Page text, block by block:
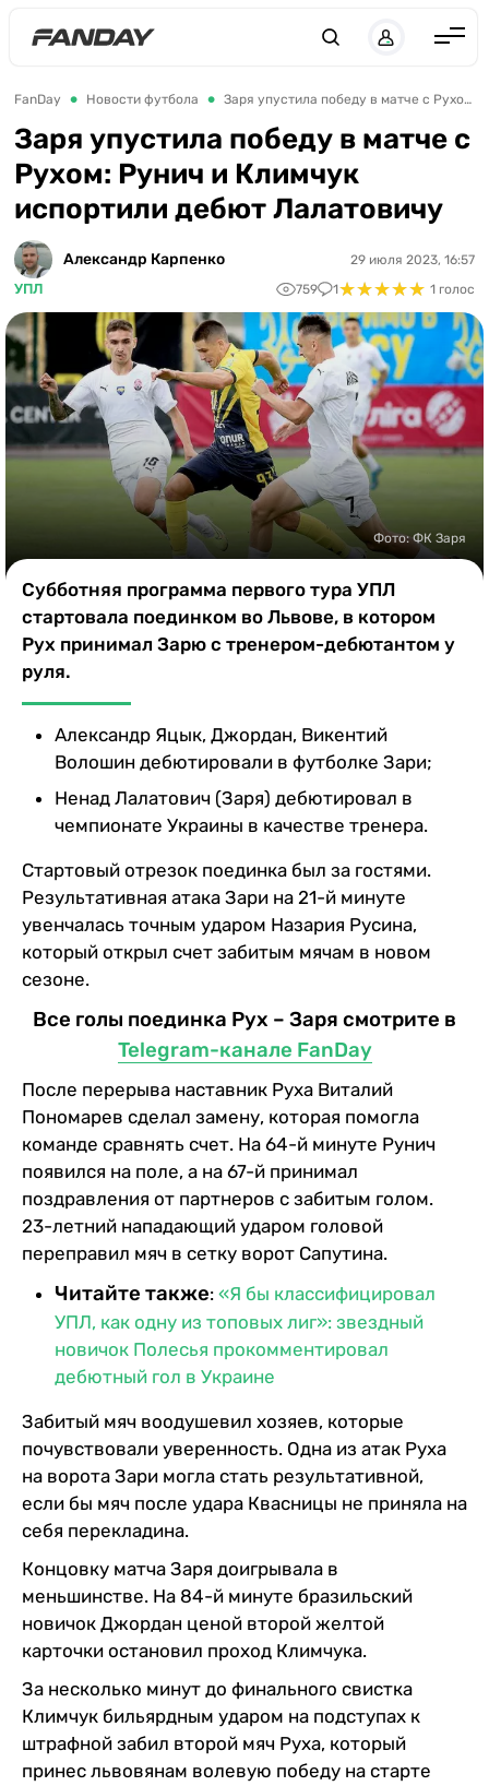
Англия
Испания
Германия
Италия
Франция
Украина
ЛЧ
ЛЕ
ЧЕ-2028
Букмекеры
FanDay Новости футбола Заря упустила победу в матче с Рухом: Рунич и Климчук испортили дебют Лалатовичу
Заря упустила победу в матче с
Рухом: Рунич и Климчук
испортили дебют Лалатовичу
Александр Карпенко
УПЛ
29 июля 2023, 16:57
759
1★★★★★
★★★★★ 1 голос
Фото: ФК Заря
Субботняя программа первого тура УПЛ
стартовала поединком во Львове, в котором
Рух принимал Зарю с тренером-дебютантом у
руля.
Александр Яцык, Джордан, Викентий
Волошин дебютировали в футболке Зари;
Ненад Лалатович (Заря) дебютировал в
чемпионате Украины в качестве тренера.
Стартовый отрезок поединка был за гостями.
Результативная атака Зари на 21-й минуте
увенчалась точным ударом Назария Русина,
который открыл счет забитым мячам в новом
сезоне.
Все голы поединка Рух – Заря смотрите в
Telegram-канале FanDay
После перерыва наставник Руха Виталий
Пономарев сделал замену, которая помогла
команде сравнять счет. На 64-й минуте Рунич
появился на поле, а на 67-й принимал
поздравления от партнеров с забитым голом.
23-летний нападающий ударом головой
переправил мяч в сетку ворот Сапутина.
Читайте также: «Я бы классифицировал
УПЛ, как одну из топовых лиг»: звездный
новичок Полесья прокомментировал
дебютный гол в Украине
Забитый мяч воодушевил хозяев, которые
почувствовали уверенность. Одна из атак Руха
на ворота Зари могла стать результативной,
если бы мяч после удара Квасницы не приняла на
себя перекладина.
Концовку матча Заря доигрывала в
меньшинстве. На 84-й минуте бразильский
новичок Джордан ценой второй желтой
карточки остановил проход Климчука.
За несколько минут до финального свистка
Климчук бильярдным ударом на подступах к
штрафной забил второй мяч Руха, который
принес львовянам волевую победу на старте